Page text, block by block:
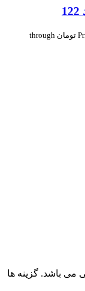
Price range: 4,800,000 تومان through
می باشد. گزینه ها